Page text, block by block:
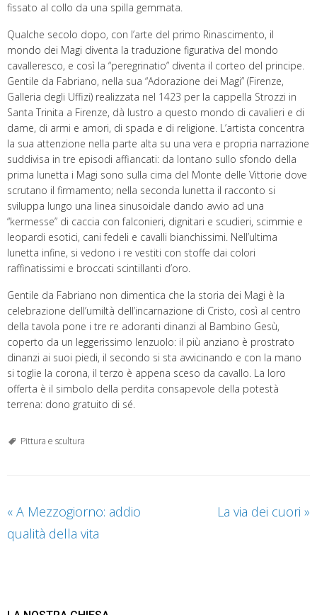
fissato al collo da una spilla gemmata.
Qualche secolo dopo, con l’arte del primo Rinascimento, il
mondo dei Magi diventa la traduzione figurativa del mondo
cavalleresco, e così la “peregrinatio” diventa il corteo del principe.
Gentile da Fabriano, nella sua “Adorazione dei Magi” (Firenze,
Galleria degli Uffizi) realizzata nel 1423 per la cappella Strozzi in
Santa Trinita a Firenze, dà lustro a questo mondo di cavalieri e di
dame, di armi e amori, di spada e di religione. L’artista concentra
la sua attenzione nella parte alta su una vera e propria narrazione
suddivisa in tre episodi affiancati: da lontano sullo sfondo della
prima lunetta i Magi sono sulla cima del Monte delle Vittorie dove
scrutano il firmamento; nella seconda lunetta il racconto si
sviluppa lungo una linea sinusoidale dando avvio ad una
“kermesse” di caccia con falconieri, dignitari e scudieri, scimmie e
leopardi esotici, cani fedeli e cavalli bianchissimi. Nell’ultima
lunetta infine, si vedono i re vestiti con stoffe dai colori
raffinatissimi e broccati scintillanti d’oro.
Gentile da Fabriano non dimentica che la storia dei Magi è la
celebrazione dell’umiltà dell’incarnazione di Cristo, così al centro
della tavola pone i tre re adoranti dinanzi al Bambino Gesù,
coperto da un leggerissimo lenzuolo: il più anziano è prostrato
dinanzi ai suoi piedi, il secondo si sta avvicinando e con la mano
si toglie la corona, il terzo è appena sceso da cavallo. La loro
offerta è il simbolo della perdita consapevole della potestà
terrena: dono gratuito di sé.
Pittura e scultura
« A Mezzogiorno: addio
qualità della vita
La via dei cuori »